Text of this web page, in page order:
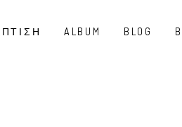
ALBUM BLOG